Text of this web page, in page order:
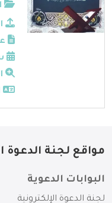
مواقع لجنة الدعوة
البوابات الدعوية
لجنة الدعوة الإلكترونية